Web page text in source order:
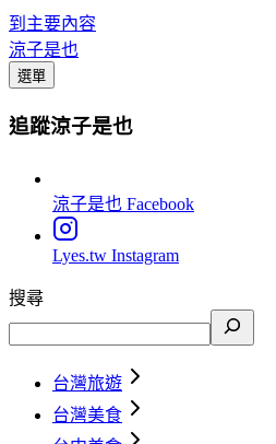
到主要內容
涼子是也
選單
追蹤涼子是也
涼子是也 Facebook
Lyes.tw Instagram
搜尋
台灣旅遊
台灣美食